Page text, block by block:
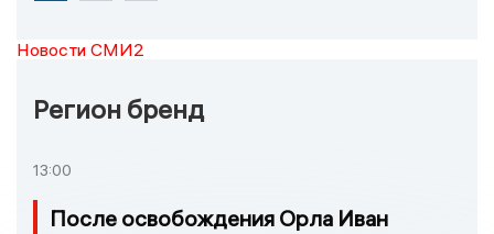
Новости СМИ2
Регион бренд
13:00
После освобождения Орла Иван